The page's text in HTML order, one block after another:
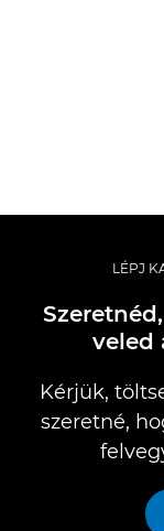
LÉPJ
veled
Kérjük,
szeretné,